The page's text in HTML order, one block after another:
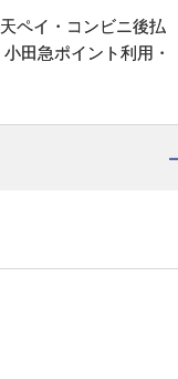
ペイ・コンビニ後払
田急ポイント利用・